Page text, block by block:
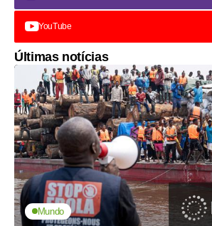
YouTube
Últimas notícias
Mundo